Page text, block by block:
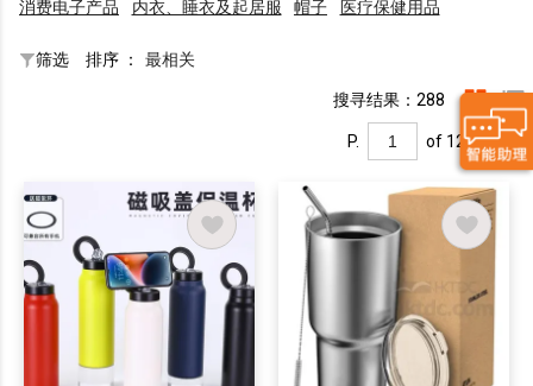
消费电子产品
内衣、睡衣及起居服 帽子 医疗保健用品
筛选 排序 ： 最相关
搜寻结果：288
P. of 12